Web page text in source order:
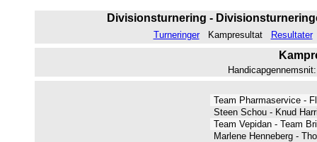
Divisionsturnering -
Turneringer Kampresultat Resultater
Team Pharmaservice -
Steen Schou - Knud
Team Vepidan - Team
Marlene Henneberg -